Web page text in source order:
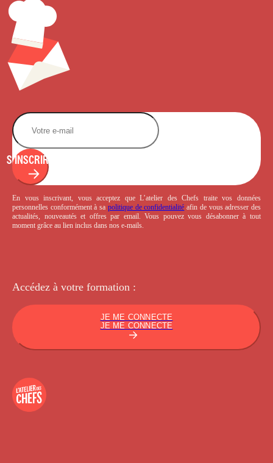
S'INSCRIRE
En vous inscrivant, vous acceptez que L’atelier des Chefs traite vos données
personnelles conformément à sa politique de confidentialité afin de vous adresser des
actualités, nouveautés et offres par email. Vous pouvez vous désabonner à tout
moment grâce au lien inclus dans nos e-mails.
Accédez à votre formation :
JE ME CONNECTE
JE ME CONNECTE